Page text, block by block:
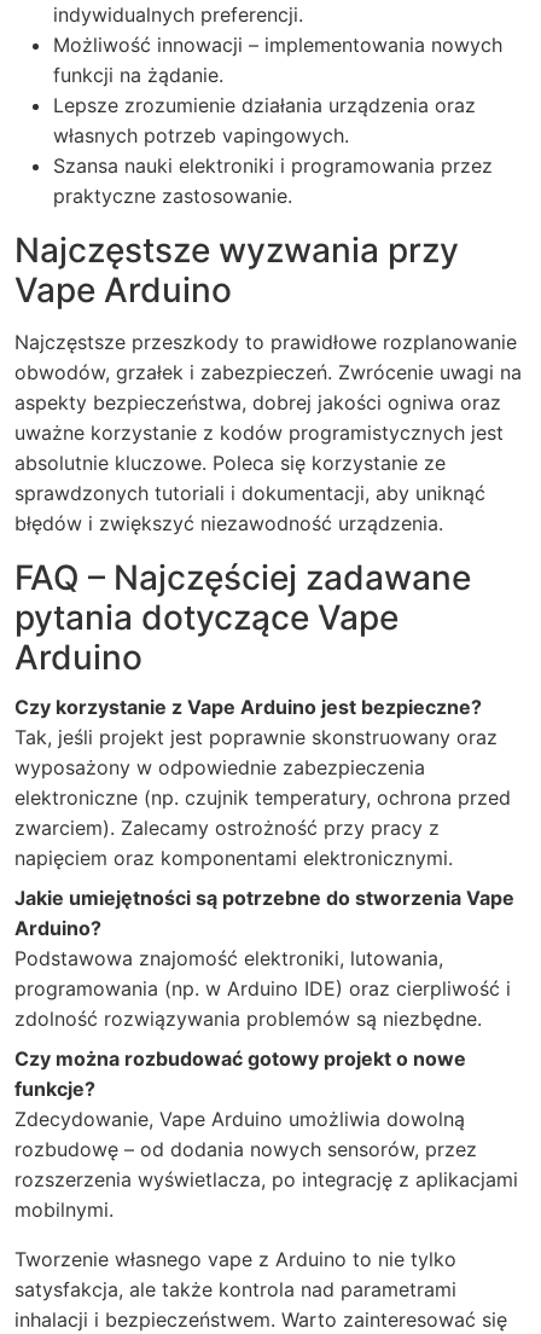
indywidualnych preferencji.
Możliwość innowacji – implementowania nowych
funkcji na żądanie.
Lepsze zrozumienie działania urządzenia oraz
własnych potrzeb vapingowych.
Szansa nauki elektroniki i programowania przez
praktyczne zastosowanie.
Najczęstsze wyzwania przy
Vape Arduino
Najczęstsze przeszkody to prawidłowe rozplanowanie
obwodów, grzałek i zabezpieczeń. Zwrócenie uwagi na
aspekty bezpieczeństwa, dobrej jakości ogniwa oraz
uważne korzystanie z kodów programistycznych jest
absolutnie kluczowe. Poleca się korzystanie ze
sprawdzonych tutoriali i dokumentacji, aby uniknąć
błędów i zwiększyć niezawodność urządzenia.
FAQ – Najczęściej zadawane
pytania dotyczące Vape
Arduino
Czy korzystanie z Vape Arduino jest bezpieczne?
Tak, jeśli projekt jest poprawnie skonstruowany oraz
wyposażony w odpowiednie zabezpieczenia
elektroniczne (np. czujnik temperatury, ochrona przed
zwarciem). Zalecamy ostrożność przy pracy z
napięciem oraz komponentami elektronicznymi.
Jakie umiejętności są potrzebne do stworzenia Vape
Arduino?
Podstawowa znajomość elektroniki, lutowania,
programowania (np. w Arduino IDE) oraz cierpliwość i
zdolność rozwiązywania problemów są niezbędne.
Czy można rozbudować gotowy projekt o nowe
funkcje?
Zdecydowanie, Vape Arduino umożliwia dowolną
rozbudowę – od dodania nowych sensorów, przez
rozszerzenia wyświetlacza, po integrację z aplikacjami
mobilnymi.
Tworzenie własnego vape z Arduino to nie tylko
satysfakcja, ale także kontrola nad parametrami
inhalacji i bezpieczeństwem. Warto zainteresować się